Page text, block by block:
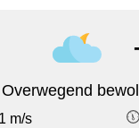
Overwegend
m/s